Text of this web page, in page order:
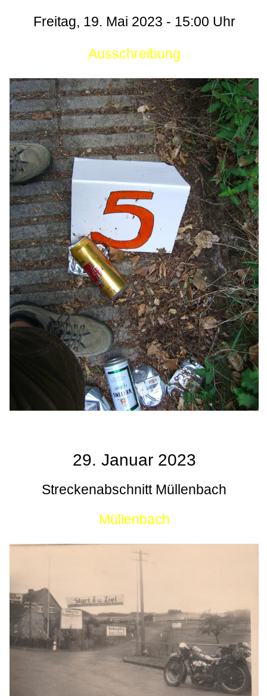
Freitag, 19. Mai 2023 - 15:00 Uhr
Ausschreibung
29. Januar 2023
Streckenabschnitt Müllenbach
Müllenbach